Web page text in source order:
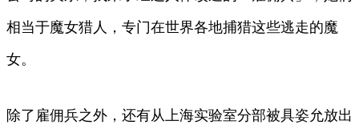
相当于魔女猎人，专门在世界各地捕猎这些逃走的魔
女。
除了雇佣兵之外，还有从上海实验室分部被具姿允放出